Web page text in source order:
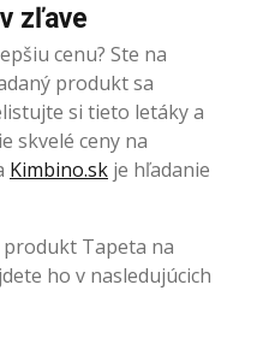
zľave
cenu? Ste na
produkt sa
si tieto letáky a
skvelé ceny na
Kimbino.sk je hľadanie
Tapeta na
ho v nasledujúcich